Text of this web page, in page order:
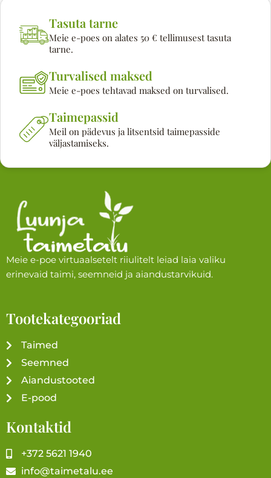
Tasuta tarne
Meie e-poes on alates 50 € tellimusest tasuta
tarne.
Turvalised maksed
Meie e-poes tehtavad maksed on turvalised.
Taimepassid
Meil on pädevus ja litsentsid taimepasside
väljastamiseks.
Meie e-poe virtuaalsetelt riiulitelt leiad laia valiku
erinevaid taimi, seemneid ja aiandustarvikuid.
Tootekategooriad
Taimed
Seemned
Aiandustooted
E-pood
Kontaktid
+372 5621 1940
info@taimetalu.ee